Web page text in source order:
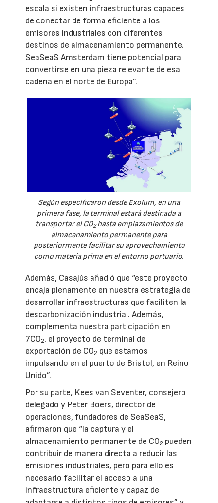
escala si existen infraestructuras capaces
de conectar de forma eficiente a los
emisores industriales con diferentes
destinos de almacenamiento permanente.
SeaSeaS Amsterdam tiene potencial para
convertirse en una pieza relevante de esa
cadena en el norte de Europa”.
Según especificaron desde Exolum, en una
primera fase, la terminal estará destinada a
transportar el CO2hasta emplazamientos de
almacenamiento permanente para
posteriormente facilitar su aprovechamiento
como materia prima en el entorno portuario.
Además, Casajús añadió que “este proyecto
encaja plenamente en nuestra estrategia de
desarrollar infraestructuras que faciliten la
descarbonización industrial. Además,
complementa nuestra participación en
7CO2, el proyecto de terminal de
exportación de CO2 que estamos
impulsando en el puerto de Bristol, en Reino
Unido”.
Por su parte, Kees van Seventer, consejero
delegado y Peter Boers, director de
operaciones, fundadores de SeaSeaS,
afirmaron que “la captura y el
almacenamiento permanente de CO2 pueden
contribuir de manera directa a reducir las
emisiones industriales, pero para ello es
necesario facilitar el acceso a una
infraestructura eficiente y capaz de